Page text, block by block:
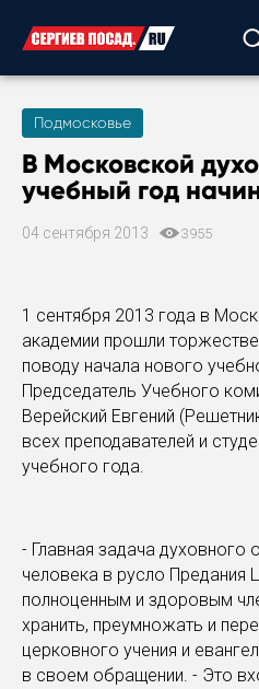
Подмосковье
В Московской
учебный год
04 сентября 2013 3955
1 сентября 2013 года в
академии прошли
поводу начала нового
Председатель Учебного
Верейский Евгений
всех преподавателей и
учебного года.
- Главная задача духовного
человека в русло Предания
полноценным и здоровым
хранить, преумножать и
церковного учения и
в своем обращении. - Это